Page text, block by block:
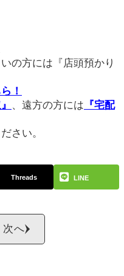
の方には『店頭預かり
！
、遠方の方には 『宅配
さい。
Threads LINE
次へ